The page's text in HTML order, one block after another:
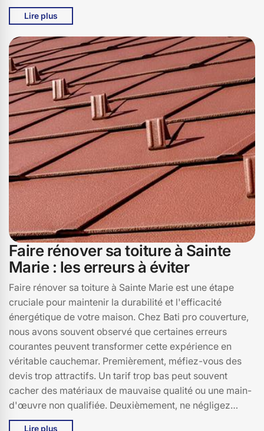
possède une connaissance approfondie des conditions
climatiques locales, ce qui nous permet de vous offrir
des solutions adaptées et personnalisées. En choisissant
Bati pro couverture, vous bénéficiez d'un service
complet, de l'évaluation initiale à la finition impeccable,
le tout avec une transparence et une communication
constante. Faites confiance à Bati pro couverture pour
une rénovation de toiture qui combine esthétisme,
sécurité et tranquillité d'esprit.
Lire plus
Faire rénover sa toiture à Sainte
Marie : les erreurs à éviter
Faire rénover sa toiture à Sainte Marie est une étape
cruciale pour maintenir la durabilité et l'efficacité
énergétique de votre maison. Chez Bati pro couverture,
nous avons souvent observé que certaines erreurs
courantes peuvent transformer cette expérience en
véritable cauchemar. Premièrement, méfiez-vous des
devis trop attractifs. Un tarif trop bas peut souvent
cacher des matériaux de mauvaise qualité ou une main-
d'œuvre non qualifiée. Deuxièmement, ne négligez
jamais l'importance des permis de construire. À Sainte
Lire plus